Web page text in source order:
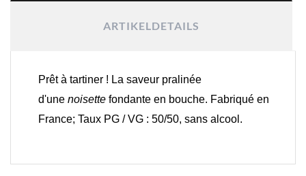
ARTIKELDETAILS
Prêt à tartiner ! La saveur pralinée
d'une noisette fondante en bouche. Fabriqué en
France; Taux PG / VG : 50/50, sans alcool.